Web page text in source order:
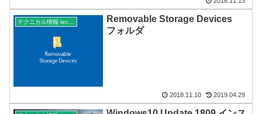
テクニカル情報 technical
Removable Storage Devices
フォルダ
2018.11.10 2019.04.29